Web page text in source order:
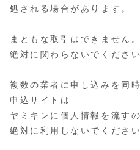
処される場合があります。
まともな取引はできません。
絶対に関わらないでください
複数の業者に申し込みを同
申込サイトは
ヤミキンに個人情報を流す
絶対に利用しないでください